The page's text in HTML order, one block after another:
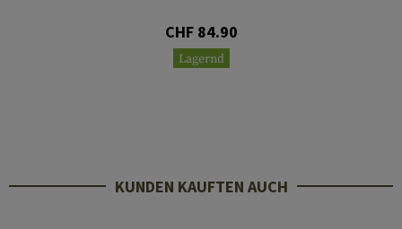
CHF 84.90
Lagernd
KUNDEN KAUFTEN AUCH